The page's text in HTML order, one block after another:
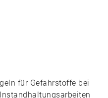
für Gefahrstoffe bei